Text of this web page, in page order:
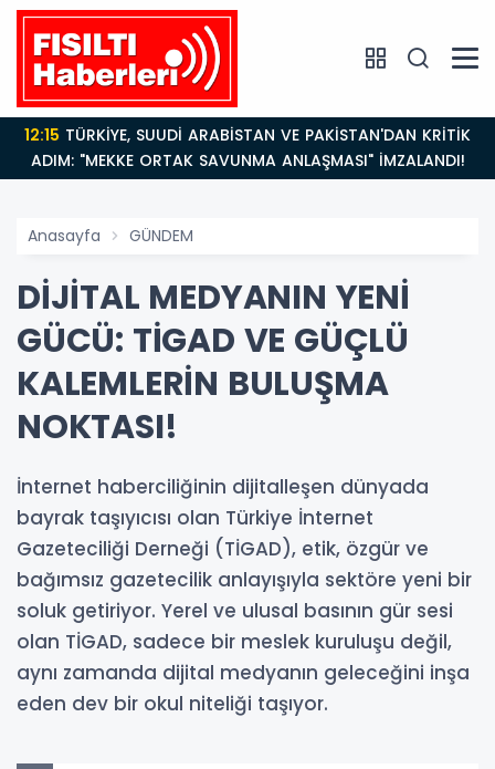
12:15
ADIM: "MEKKE ORTAK SAVUNMA ANLAŞMASI" İMZALANDI!
Anasayfa GÜNDEM
DİJİTAL MEDYANIN YENİ
GÜCÜ: TİGAD VE GÜÇLÜ
KALEMLERİN BULUŞMA
NOKTASI!
İnternet haberciliğinin dijitalleşen dünyada
bayrak taşıyıcısı olan Türkiye İnternet
Gazeteciliği Derneği (TİGAD), etik, özgür ve
bağımsız gazetecilik anlayışıyla sektöre yeni bir
soluk getiriyor. Yerel ve ulusal basının gür sesi
olan TİGAD, sadece bir meslek kuruluşu değil,
aynı zamanda dijital medyanın geleceğini inşa
eden dev bir okul niteliği taşıyor.